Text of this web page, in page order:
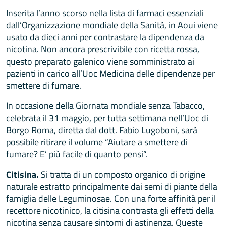
Inserita l’anno scorso nella lista di farmaci essenziali
dall’Organizzazione mondiale della Sanità, in Aoui viene
usato da dieci anni per contrastare la dipendenza da
nicotina. Non ancora prescrivibile con ricetta rossa,
questo preparato galenico viene somministrato ai
pazienti in carico all’Uoc Medicina delle dipendenze per
smettere di fumare.
In occasione della Giornata mondiale senza Tabacco,
celebrata il 31 maggio, per tutta settimana nell’Uoc di
Borgo Roma, diretta dal dott. Fabio Lugoboni, sarà
possibile ritirare il volume “Aiutare a smettere di
fumare? E’ più facile di quanto pensi”.
Citisina. Si tratta di un composto organico di origine
naturale estratto principalmente dai semi di piante della
famiglia delle Leguminosae. Con una forte affinità per il
recettore nicotinico, la citisina contrasta gli effetti della
nicotina senza causare sintomi di astinenza. Queste